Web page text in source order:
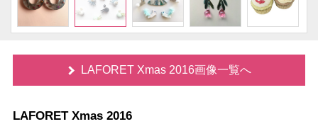
LAFORET Xmas 2016画像一覧へ
LAFORET Xmas 2016